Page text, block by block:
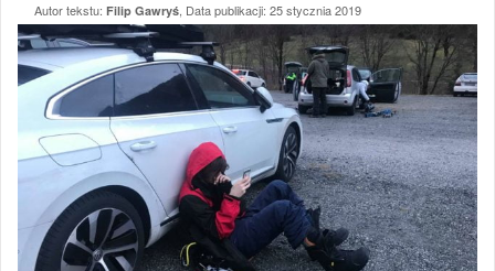
Autor tekstu: Filip Gawryś , Data publikacji: 25 stycznia 2019